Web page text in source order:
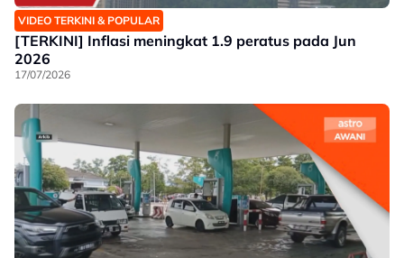
VIDEO TERKINI & POPULAR
[TERKINI] Inflasi meningkat 1.9 peratus pada Jun
2026
17/07/2026